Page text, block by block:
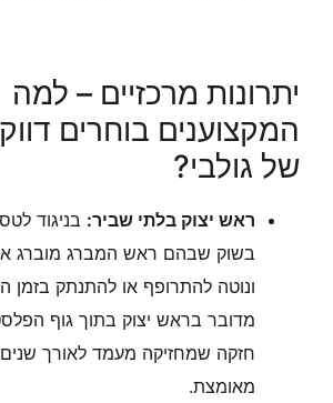
יתרונות מרכזיים – למה
המקצוענים בוחרים
של גולבי?
ראש יצוק בלתי שביר: בניגוד
בשוק שבהם ראש המברג מוברג
ונוטה להתרופף או להתנתק בזמן
מדובר בראש יצוק בתוך גוף
חזקה שמחזיקה מעמד לאורך
מאומצת.